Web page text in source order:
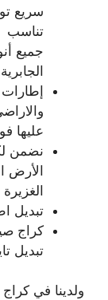
سريع
تناسب
جميع
عليها
نضمن
الأرض
تبديل
كراج
تبديل
ولدينا في